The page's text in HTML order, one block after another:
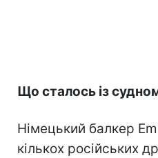
Що сталось із
Німецький балкер
кількох російських